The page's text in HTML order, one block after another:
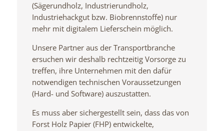
(Sägerundholz, Industrierundholz,
Industriehackgut bzw. Biobrennstoffe) nur
mehr mit digitalem Lieferschein möglich.
Unsere Partner aus der Transportbranche
ersuchen wir deshalb rechtzeitig Vorsorge zu
treffen, ihre Unternehmen mit den dafür
notwendigen technischen Voraussetzungen
(Hard- und Software) auszustatten.
Es muss aber sichergestellt sein, dass das von
Forst Holz Papier (FHP) entwickelte,